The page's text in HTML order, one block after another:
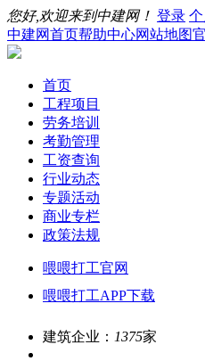
您好,欢迎来到中建网！ 登录
中建网首页帮助中心网站地图
首页
工程项目
劳务培训
考勤管理
工资查询
行业动态
专题活动
商业专栏
政策法规
喂喂打工官网
喂喂打工APP下载
建筑企业： 1375家